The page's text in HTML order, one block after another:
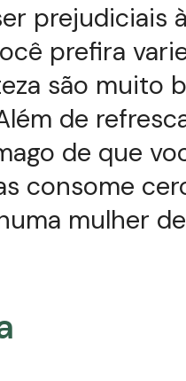
prejudiciais
prefira
são muito
de
de que
consome
mulher